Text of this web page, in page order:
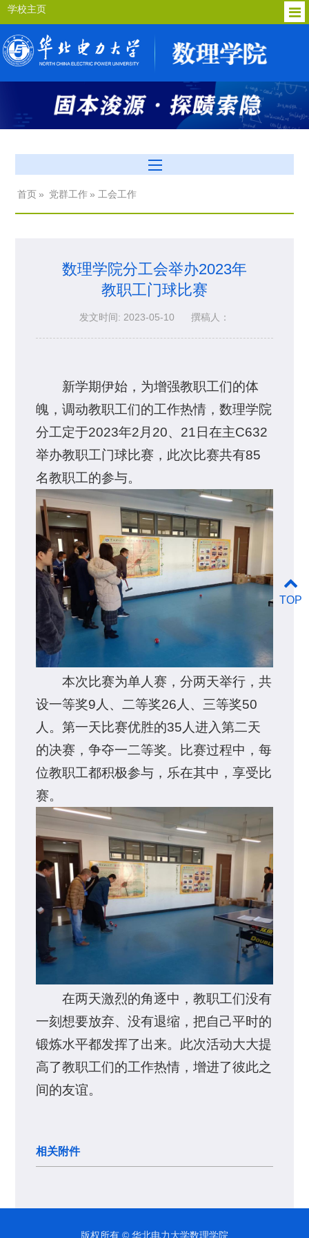
学校主页
首页 » 党群工作 » 工会工作
数理学院分工会举办2023年
教职工门球比赛
发文时间: 2023-05-10 撰稿人：
新学期伊始，为增强教职工们的体
魄，调动教职工们的工作热情，数理学院
分工定于2023年2月20、21日在主C632
举办教职工门球比赛，此次比赛共有85
名教职工的参与。
本次比赛为单人赛，分两天举行，共
设一等奖9人、二等奖26人、三等奖50
人。第一天比赛优胜的35人进入第二天
的决赛，争夺一二等奖。比赛过程中，每
位教职工都积极参与，乐在其中，享受比
赛。
在两天激烈的角逐中，教职工们没有
一刻想要放弃、没有退缩，把自己平时的
锻炼水平都发挥了出来。此次活动大大提
高了教职工们的工作热情，增进了彼此之
间的友谊。
相关附件
版权所有 © 华北电力大学数理学院
TOP